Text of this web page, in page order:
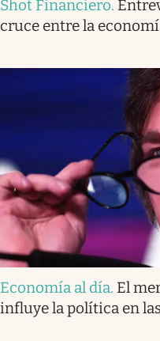
Shot Financiero.
cruce entre la
Economía al día. El
influye la política en